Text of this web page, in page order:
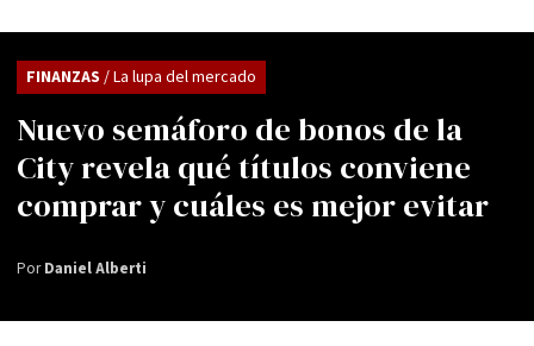
Nuevo semáforo de bonos de la
City revela qué títulos conviene
comprar y cuáles es mejor evitar
FINANZAS / La lupa del mercado
PorDaniel Alberti